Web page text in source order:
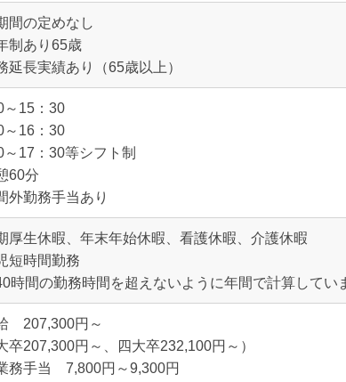
間の定めなし
制あり65歳
延長実績あり（65歳以上）
～15：30
～16：30
～17：30等シフト制
60分
外勤務手当あり
厚生休暇、年末年始休暇、看護休暇、介護休暇
短時間勤務
時間の勤務時間を超えないように年間で計算してい
207,300円～
卒207,300円～、四大卒232,100円～）
務手当 7,800円～9,300円